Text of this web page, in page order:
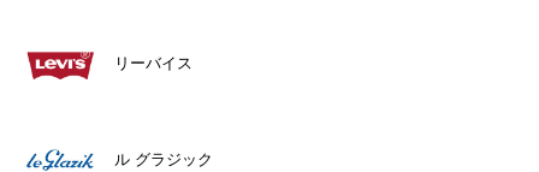
リーバイス
ル グラジック